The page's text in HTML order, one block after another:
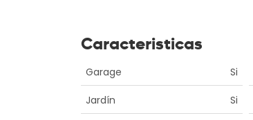
Caracteristicas
Garage Si
Jardín Si